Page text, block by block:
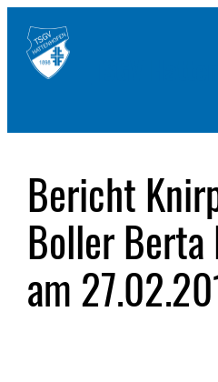
Zum
Inhalt
springen
Bericht
Boller Berta
am